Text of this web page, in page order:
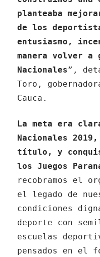
planteaba
de los
entusiasmo,
manera volver a
Nacionales”,
Toro,
Cauca.
La meta era
Nacionales
título, y
los Juegos
recobramos el
el legado de
condiciones
deporte con
escuelas
pensados en el